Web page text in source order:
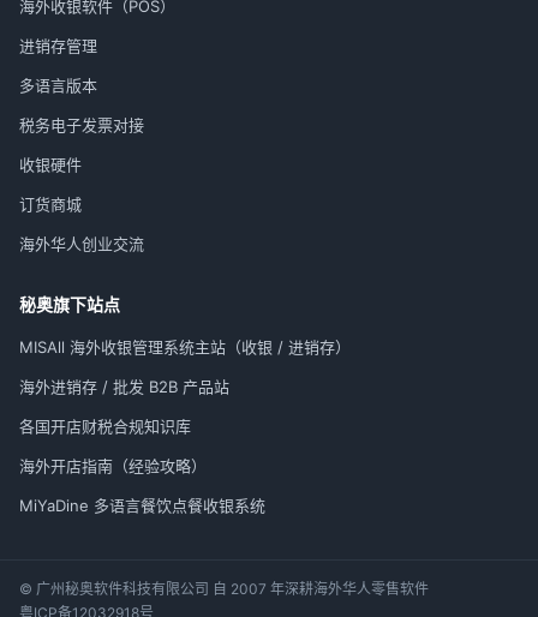
海外收银软件（POS）
进销存管理
多语言版本
税务电子发票对接
收银硬件
订货商城
海外华人创业交流
秘奥旗下站点
MISAll 海外收银管理系统主站（收银 / 进销存）
海外进销存 / 批发 B2B 产品站
各国开店财税合规知识库
海外开店指南（经验攻略）
MiYaDine 多语言餐饮点餐收银系统
© 广州秘奥软件科技有限公司 自 2007 年深耕海外华人零售软件
粤ICP备12032918号